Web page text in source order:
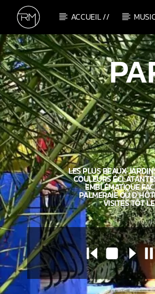
ACCUEIL //
CURRENT TRACK
SILVER LINES
ANOTR
LES PLUS BEAUX
COULEURS
EMBLÉMATIQUE
PALMERAIE OU
VISITES TÔT